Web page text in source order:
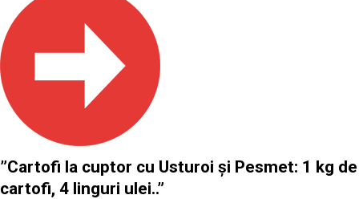
”Cartofi la cuptor cu Usturoi și Pesmet: 1 kg de
cartofi, 4 linguri ulei..”